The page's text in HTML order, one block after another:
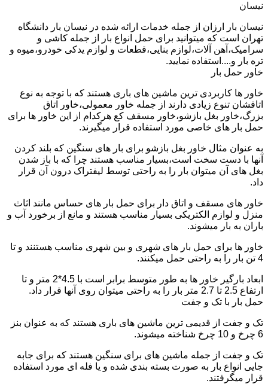
نیسان
نیسان بار ارزان از جمله خدمات ارائه شده در نیسان بار دانشگاه
تهران است که میتوانید برای حمل انواع بار از جمله کاشی و
سرامیک،آهن آلات،لوازم بنایی،قطعات و لوازم یدکی خودرو،میوه و
تره بار و....استفاده نمایید.
خاور حمل بار
خاور ها کاربردی ترین ماشین های باری هستند که با توجه به نوع
اتاقشان تنوع زیادی دارند از جمله خاور معمولی،خاور اتاق
بزرگ،خاور بغل بازشو،خاور مسقف کع هرکدام از این خاور ها برای
حمل بار های خاصی مورد استفاده قرار میگیرند.
به عنوان مثال خاور بغل بازشو برای بار های سنگین که بلند کردن
آنها با دست سخت است،بسیار مناسب هستند چرا که با باز شدن
بغل های آن میتوان بار را به راحتی توسط لیفتراک درون آن قرار
داد.
خاور های مسقف و اتاق دار برای حمل بار های حساس مانند اثاث
منزل و لوازم الکتریکی بسیار مناسب هستند و مانع از برخورد آب و
باران به بار میشوند.
خاور ها برای حمل بار های شهری و بین شهری مناسب هستنند و تا
4 تن بار را به راحتی حمل میکنند.
ابعاد بارگیر خاور ها به طور متوسط برابر است با 4.5*2 متر و تا
ارتفاع 2.5 تا 2.7 متر بار را به راحتی میتوان روی آنها قرار داد.
حمل بار با تک و جفت
تک و جفت از قدیمی ترین ماشین های باری هستند که به عنوان بنز
6 چرخ و 10 چرخ شناخته میشوند.
تک و جفت از جمله ماشین های برای سنگین هستند که برای جابه
جایی انواع بار به صورت بسته بندی شده و یا فله ای مورد استفاده
قرار میگرفتند.